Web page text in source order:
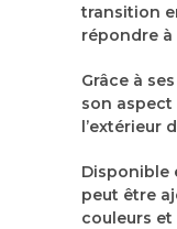
transition
répondre à
Grâce à
son
l’extérieur
Disponible
peut être
couleurs